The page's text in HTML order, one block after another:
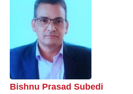
Bishnu Prasad Subedi